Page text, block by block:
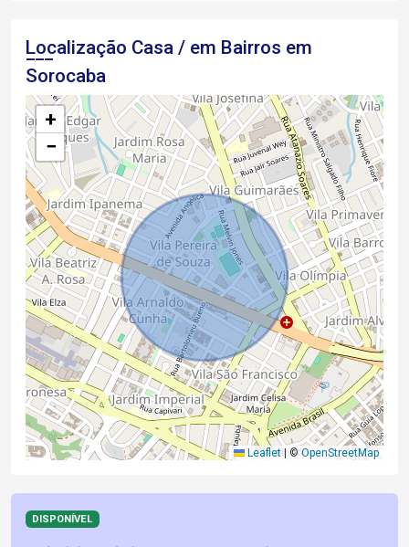
Localização Casa / em Bairros em
Sorocaba
+
−
Leaflet |©OpenStreetMap
DISPONÍVEL